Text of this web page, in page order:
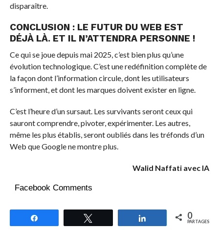
disparaître.
CONCLUSION : LE FUTUR DU WEB EST
DÉJÀ LÀ. ET IL N’ATTENDRA PERSONNE !
Ce qui se joue depuis mai 2025, c’est bien plus qu’une
évolution technologique. C’est une redéfinition complète de
la façon dont l’information circule, dont les utilisateurs
s’informent, et dont les marques doivent exister en ligne.
C’est l’heure d’un sursaut. Les survivants seront ceux qui
sauront comprendre, pivoter, expérimenter. Les autres,
même les plus établis, seront oubliés dans les tréfonds d’un
Web que Google ne montre plus.
Walid Naffati avec IA
Facebook Comments
Partagez 0
PARTAGES